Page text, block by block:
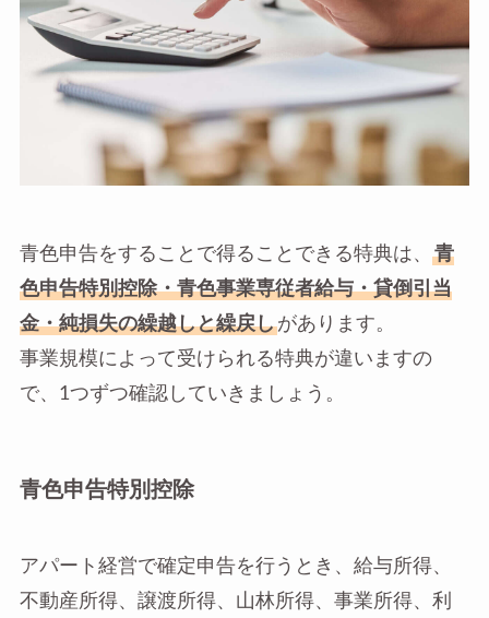
青色申告をすることで得ることできる特典は、
青
色申告特別控除・青色事業専従者給与・貸倒引当
金・純損失の繰越しと繰戻しがあります。
事業規模によって受けられる特典が違いますの
で、1つずつ確認していきましょう。
青色申告特別控除
アパート経営で確定申告を行うとき、給与所得、
不動産所得、譲渡所得、山林所得、事業所得、利